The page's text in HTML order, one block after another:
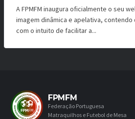
A FPMFM inaugura oficialmente o seu
imagem dinâmica e apelativa,
com o intuito de facilitar a...
FPMFM
Federação Portuguesa
Matraquilhos e Futebol de Mesa